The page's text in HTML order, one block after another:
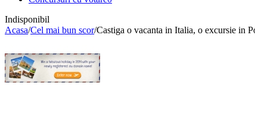
Indisponibil
Acasa/Cel mai bun scor/Castiga o vacanta in Italia, o excursie in